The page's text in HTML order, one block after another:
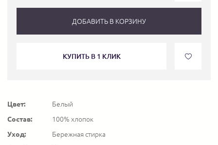
ДОБАВИТЬ В КОРЗИНУ
КУПИТЬ В 1 КЛИК
Цвет:
Белый
Состав:
100% хлопок
Уход:
Бережная стирка